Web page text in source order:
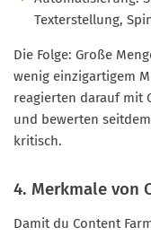
Texterstellung,
Die Folge: Große
wenig einzigartigem
reagierten darauf mit
und bewerten
kritisch.
4. Merkmale von
Damit du Content